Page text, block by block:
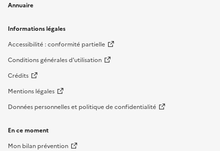
Annuaire
Informations légales
Accessibilité : conformité partielle
Conditions générales d'utilisation
Crédits
Mentions légales
Données personnelles et politique de confidentialité
En ce moment
Mon bilan prévention